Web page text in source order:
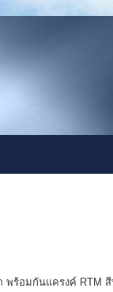
พร้อมกันแครงค์ RTM